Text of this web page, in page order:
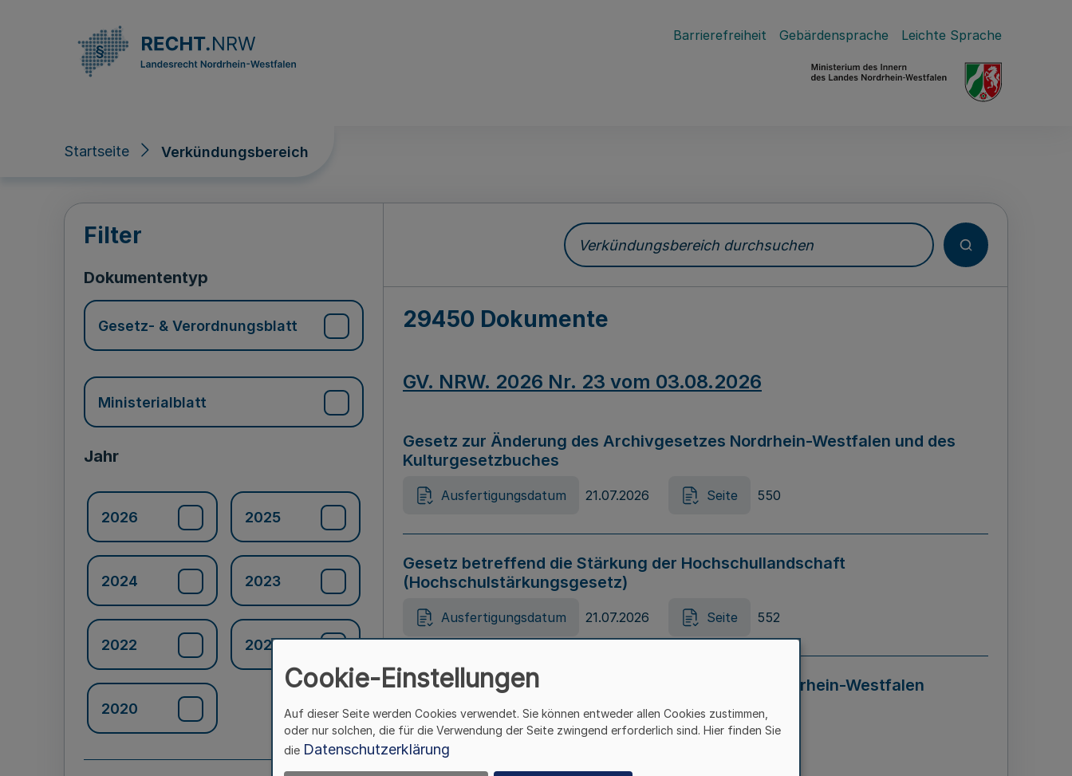
Barrierefreiheit Gebärdensprache Leichte Sprache
Startseite Verkündungsbereich
Verkündungsbereich
Filter
Dokumententyp
Gesetz- & Verordnungsblatt
Ministerialblatt
Jahr
2026 2025
2024 2023
2022 2021
2020
Verkündungsbereich durchsuchen
29450 Dokumente
GV. NRW. 2026 Nr. 23 vom 03.08.2026
Gesetz zur Änderung des Archivgesetzes Nordrhein-Westfalen und des
Kulturgesetzbuches
Ausfertigungsdatum 21.07.2026 Seite 550
Gesetz betreffend die Stärkung der Hochschullandschaft
(Hochschulstärkungsgesetz)
Ausfertigungsdatum 21.07.2026 Seite 552
Gesetz zur Vermeidung von Diskriminierung in Nordrhein-Westfalen
(Landesantidiskriminierungsgesetz – LADG NRW)
Ausfertigungsdatum 21.07.2026 Seite 595
Cookie-Einstellungen
Auf dieser Seite werden Cookies verwendet. Sie können entweder allen Cookies zustimmen,
oder nur solchen, die für die Verwendung der Seite zwingend erforderlich sind. Hier finden Sie
die Datenschutzerklärung